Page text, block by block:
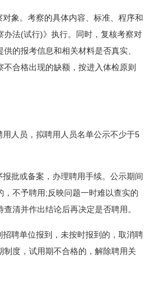
象。考察的具体内容、标准、程序和
办法(试行)》执行。同时，复核考察对
的报考信息和相关材料是否真实、
合格出现的缺额，按进入体检原则
人员，拟聘用人员名单公示不少于5
批或备案，办理聘用手续。公示期间
不予聘用;反映问题一时难以查实的
清并作出结论后再决定是否聘用。
聘单位报到，未按时报到的，取消聘
制度，试用期不合格的，解除聘用关